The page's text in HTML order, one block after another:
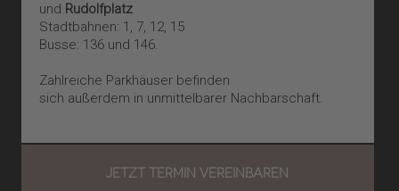
und Rudolfplatz
Stadtbahnen: 1, 7, 12, 15
Busse: 136 und 146.
Zahlreiche Parkhäuser befinden
sich außerdem in unmittelbarer Nachbarschaft.
JETZT TERMIN VEREINBAREN